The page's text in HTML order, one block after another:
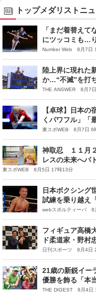
トップメダリストニ
「まだ着替え
にツッコミも…
功の舞台裏「や
Number Web 8月7日
陸上界に現れた
か…“不滅”を打
THE ANSWER 8月7
【卓球】日本
くパワフル」「
東スポWEB 8月7日 6
神取忍 １１月
レスの未来へバ
東スポWEB 8月5日 17時13分
日本ボクシング
試練を乗り越え
webスポルティーバ 8
フィギュア高橋
ド柔道家・野村
日刊スポーツ 8月4日
21歳の新鋭イー
優勝を飾る「本
THE DIGEST 8月4日